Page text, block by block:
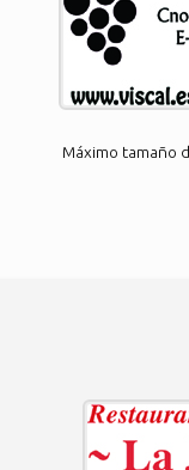
Máximo tamaño